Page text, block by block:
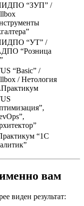
“ЗУП” /
“УТ” /
“Розница
“Basic” /
/ Нетология
“1С
вам
виден результат: